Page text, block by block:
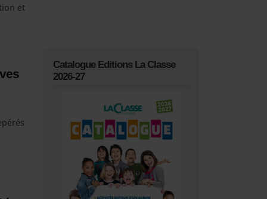
et
Catalogue Editions La Classe
2026-27